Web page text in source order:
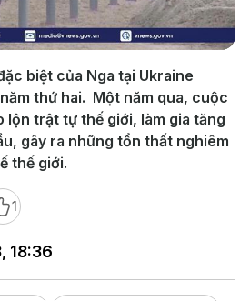
Video
biệt của Nga tại Ukraine
thứ hai. Một năm qua, cuộc
lộn trật tự thế giới, làm gia tăng
gây ra những tổn thất nghiêm
thế giới.
1
18:36